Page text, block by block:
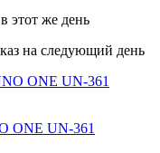
этот же день
на следующий день
ONE UN-361